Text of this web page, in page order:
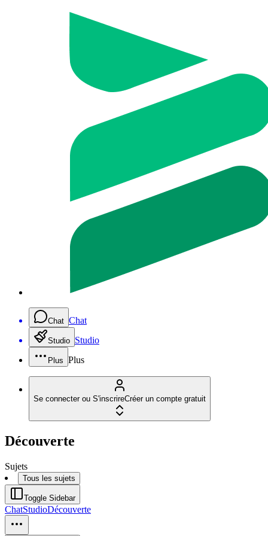
Chat Chat
Studio Studio
Plus Plus
Se connecter ou S'inscrireCréer un compte gratuit
Découverte
Sujets
Tous les sujets
Toggle Sidebar
ChatStudioDécouverte